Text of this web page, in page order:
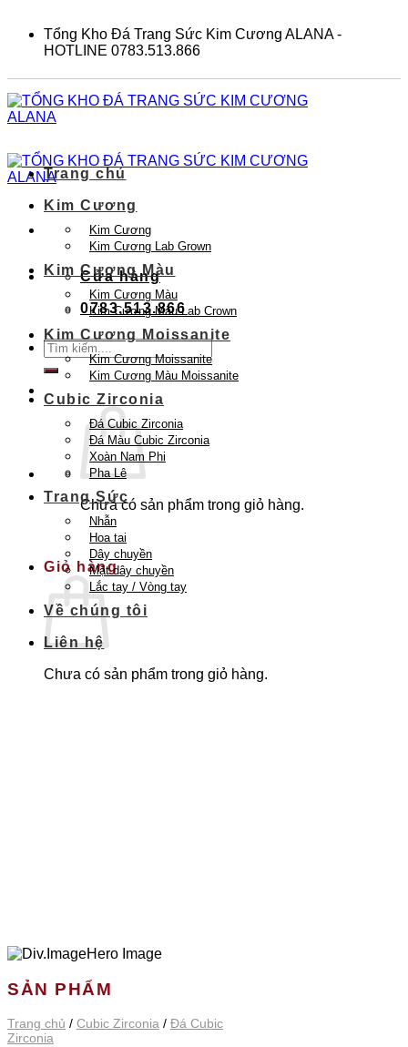
content
Tổng Kho Đá Trang Sức Kim Cương ALANA -
HOTLINE 0783.513.866
Cửa hàng
0783.513.866
Tìm
kiếm:
Chưa có sản phẩm trong giỏ hàng.
Quay trở lại cửa hàng
Giỏ hàng
Chưa có sản phẩm trong giỏ hàng.
Trang chủ
Kim Cương
Kim Cương
Kim Cương Lab Grown
Kim Cương Màu
Kim Cương Màu
Kim Cương Màu Lab Crown
Kim Cương Moissanite
Kim Cương Moissanite
Kim Cương Màu Moissanite
Cubic Zirconia
Đá Cubic Zirconia
Đá Màu Cubic Zirconia
Xoàn Nam Phi
Pha Lê
Trang Sức
Nhẫn
Hoa tai
Dây chuyền
Mặt dây chuyền
Lắc tay / Vòng tay
Về chúng tôi
Liên hệ
SẢN PHẨM
Trang chủ / Cubic Zirconia / Đá Cubic
Zirconia